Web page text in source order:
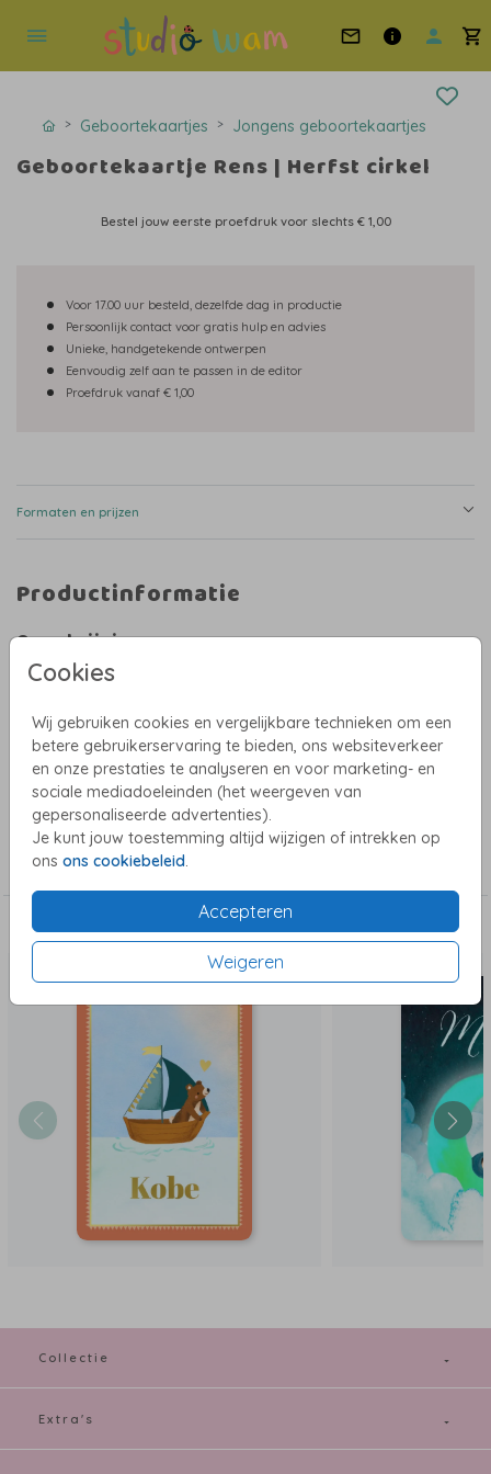
Cookies
Wij gebruiken cookies en vergelijkbare technieken om een
betere gebruikerservaring te bieden, ons websiteverkeer
en onze prestaties te analyseren en voor marketing- en
sociale mediadoeleinden (het weergeven van
gepersonaliseerde advertenties).
Je kunt jouw toestemming altijd wijzigen of intrekken op
ons ons cookiebeleid
Accepteren
Weigeren
Geboortekaartjes Jongens geboortekaartjes
Geboortekaartje Rens | Herfst cirkel
Bestel jouw eerste proefdruk voor slechts € 1,00
Voor 17.00 uur besteld, dezelfde dag in productie
Persoonlijk contact voor gratis hulp en advies
Unieke, handgetekende ontwerpen
Eenvoudig zelf aan te passen in de editor
Proefdruk vanaf € 1,00
Formaten en prijzen
Productinformatie
Omschrijving
Lief geboortekaartje met een herfstig tafereeltje van plantjes en bloemen.
De letters van de naam vind je in de beeldbank onder het tabje "Letters".
impressie van het duurzame tulpenbollenpapier. Bestel dus zeker een
proefdruk om hem in het echt te bewonderen.
Heb je hulp nodig bij het ontwerpen? Stuur dan een mailtje naar
willeke@studiowam.nl. Ik help je graag!
Toon meer
Collectie
Jongens geboortekaartjes
Dit vind je misschien ook leuk
Collectie
Extra's